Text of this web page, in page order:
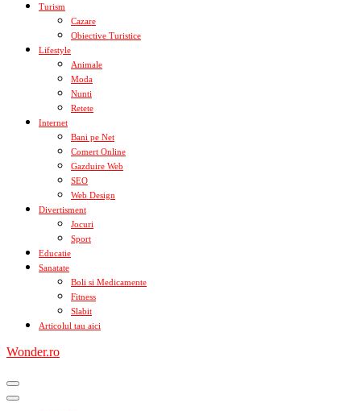
Turism
Cazare
Obiective Turistice
Lifestyle
Animale
Moda
Nunti
Retete
Internet
Bani pe Net
Comert Online
Gazduire Web
SEO
Web Design
Divertisment
Jocuri
Sport
Educatie
Sanatate
Boli si Medicamente
Fitness
Slabit
Articolul tau aici
Wonder.ro